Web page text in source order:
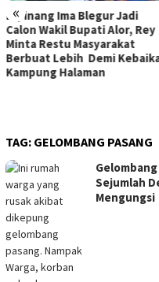
«
Dukung Ima-Rey, Merianus
Kaat Mundur Dari Pencalonan
Bupati Alor
TAG: GELOMBANG PASANG
Sejumlah
Mengungsi